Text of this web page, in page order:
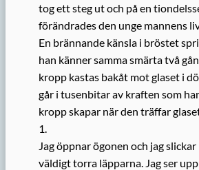
tog ett steg ut och på en
förändrades den unge mannens
En brännande känsla i bröstet
han känner samma smärta två
kropp kastas bakåt mot glaset i
går i tusenbitar av kraften som
kropp skapar när den träffar
1.
Jag öppnar ögonen och jag
väldigt torra läpparna. Jag ser